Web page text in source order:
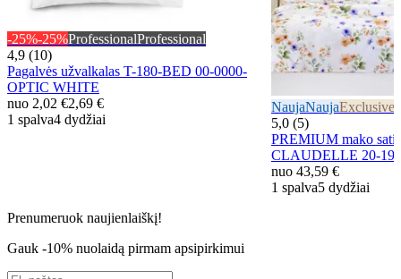
-25%-25%ProfessionalProfessional
4,9 (10)
Pagalvės užvalkalas T-180-BED 00-0000-
OPTIC WHITE
nuo 2,02 €2,69 €
1 spalva4 dydžiai
NaujaNaujaExclusive
5,0 (5)
PREMIUM mako
CLAUDELLE 20-
nuo 43,59 €
1 spalva5 dydžiai
Prenumeruok naujienlaiškį!
Gauk -10% nuolaidą pirmam apsipirkimui